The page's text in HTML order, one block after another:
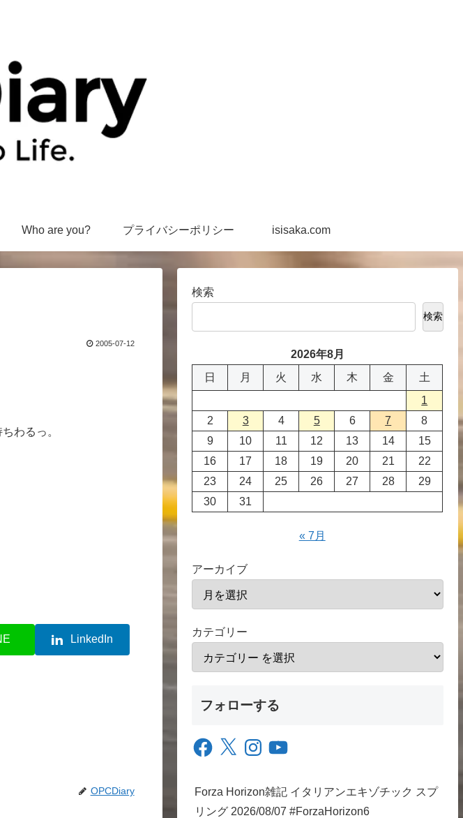
Who are you? プライバシーポリシー isisaka.com
2005-07-12
わるっ。
LinkedIn
OPCDiary
検索
検索
2026年8月
日
月 火 水 木 金
土
1
2
3 4 5 6 7
8
9
10 11 12 13 14
15
16
17 18 19 20 21
22
23
24 25 26 27 28
29
30
31
« 7月
アーカイブ
カテゴリー
フォローする
Facebook
X InstagramYouTube
Forza Horizon雑記 イタリアンエキゾチック スプ
リング 2026/08/07 #ForzaHorizon6